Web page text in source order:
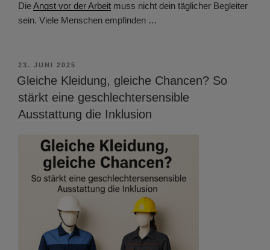
DieAngst vor der Arbeit muss nicht dein täglicher Begleiter
sein. Viele Menschen empfinden …
VERÖFFENTLICHT
AM
23. JUNI 2025
Gleiche Kleidung, gleiche Chancen? So
stärkt eine geschlechtersensible
Ausstattung die Inklusion